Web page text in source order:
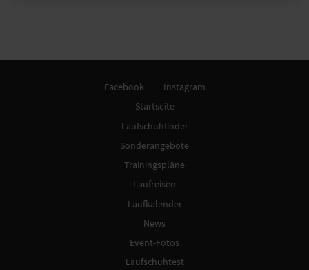
Facebook
Instagram
Startseite
Laufschuhfinder
Sonderangebote
Trainingspläne
Laufreisen
Laufkalender
News
Event-Fotos
Laufschuhtest